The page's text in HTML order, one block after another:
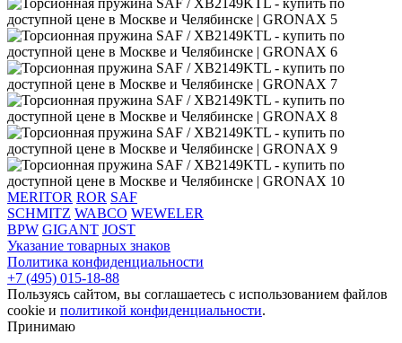
MERITOR ROR SAF
SCHMITZ WABCO WEWELER
BPW GIGANT JOST
Указание товарных знаков
Политика конфиденциальности
+7 (495) 015-18-88
Пользуясь сайтом, вы соглашаетесь с использованием файлов
cookie и политикой конфиденциальности.
Принимаю